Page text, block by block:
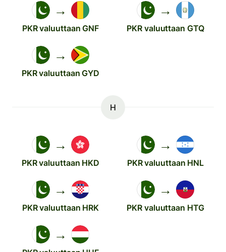
→
PKR valuuttaan GNF
→
PKR valuuttaan GTQ
→
PKR valuuttaan GYD
H
→
PKR valuuttaan HKD
→
PKR valuuttaan HNL
→
PKR valuuttaan HRK
→
PKR valuuttaan HTG
→